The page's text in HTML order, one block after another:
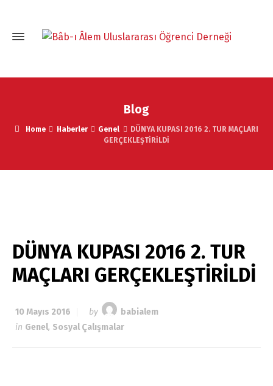
Blog
Home Haberler Genel
DÜNYA KUPASI 2016 2. TUR MAÇLARI
GERÇEKLEŞTİRİLDİ
DÜNYA KUPASI 2016 2. TUR
MAÇLARI GERÇEKLEŞTİRİLDİ
10 Mayıs 2016 by
babialem
in Genel, Sosyal Çalışmalar